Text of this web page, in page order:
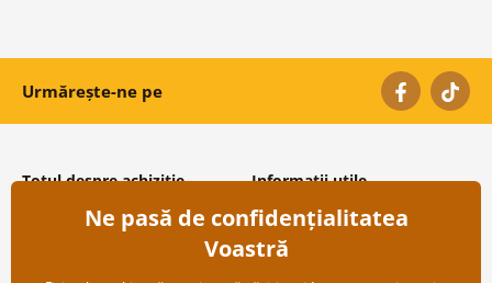
Urmărește-ne pe
Totul despre achiziție
Condiții și termeni generali
Protecția datelor personale
Transport și modalități de plată
Informații utile
Despre noi
Întrebări frecvente
Contacte
Ne pasă de confidențialitatea
Voastră